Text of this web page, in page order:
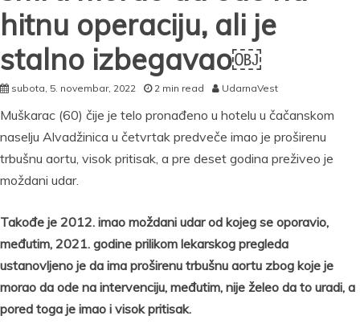
hitnu operaciju, ali je
stalno izbegavao￼
subota, 5. novembar, 2022 2 min read UdarnaVest
Muškarac (60) čije je telo pronađeno u hotelu u čačanskom
naselju Alvadžinica u četvrtak predveče imao je proširenu
trbušnu aortu, visok pritisak, a pre deset godina preživeo je
moždani udar.
Takođe je 2012. imao moždani udar od kojeg se oporavio,
međutim, 2021. godine prilikom lekarskog pregleda
ustanovljeno je da ima proširenu trbušnu aortu zbog koje je
morao da ode na intervenciju, međutim, nije želeo da to uradi, a
pored toga je imao i visok pritisak.